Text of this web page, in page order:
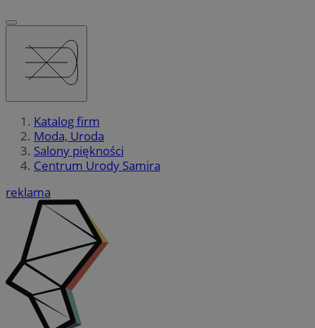
Katalog firm
Moda, Uroda
Salony piękności
Centrum Urody Samira
reklama